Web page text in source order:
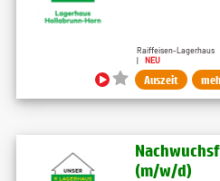
Raiffeisen-
| NEU
Auszeit
(m/w/d)